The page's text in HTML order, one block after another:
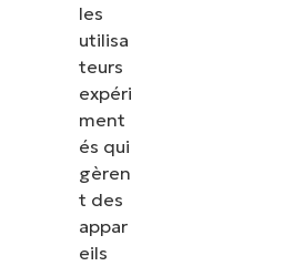
les
utilisa
teurs
expéri
ment
és qui
gèren
t des
appar
eils